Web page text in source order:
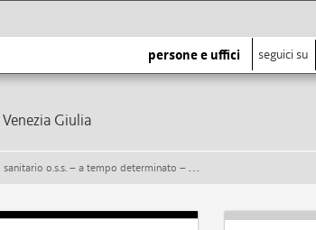
persone e uffici seguici su
Giulia
determinato – formazione di una graduatoria